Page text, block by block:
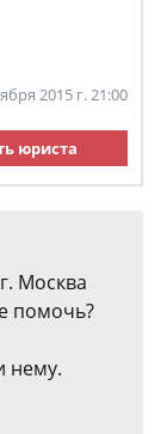
2015 г. 21:00
юриста
Москва
помочь?
нему.